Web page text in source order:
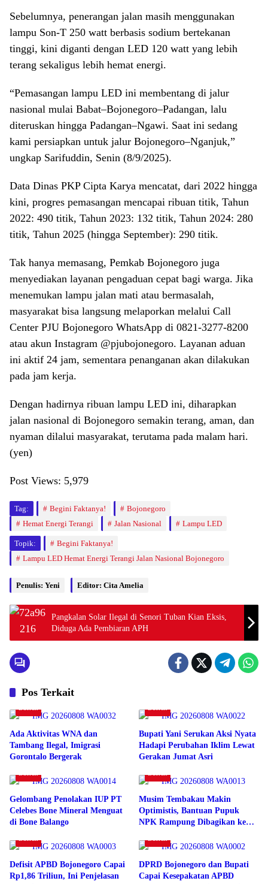
Sebelumnya, penerangan jalan masih menggunakan
lampu Son-T 250 watt berbasis sodium bertekanan
tinggi, kini diganti dengan LED 120 watt yang lebih
terang sekaligus lebih hemat energi.
“Pemasangan lampu LED ini membentang di jalur
nasional mulai Babat–Bojonegoro–Padangan, lalu
diteruskan hingga Padangan–Ngawi. Saat ini sedang
kami persiapkan untuk jalur Bojonegoro–Nganjuk,”
ungkap Sarifuddin, Senin (8/9/2025).
Data Dinas PKP Cipta Karya mencatat, dari 2022 hingga
kini, progres pemasangan mencapai ribuan titik, Tahun
2022: 490 titik, Tahun 2023: 132 titik, Tahun 2024: 280
titik, Tahun 2025 (hingga September): 290 titik.
Tak hanya memasang, Pemkab Bojonegoro juga
menyediakan layanan pengaduan cepat bagi warga. Jika
menemukan lampu jalan mati atau bermasalah,
masyarakat bisa langsung melaporkan melalui Call
Center PJU Bojonegoro WhatsApp di 0821-3277-8200
atau akun Instagram @pjubojonegoro. Layanan aduan
ini aktif 24 jam, sementara penanganan akan dilakukan
pada jam kerja.
Dengan hadirnya ribuan lampu LED ini, diharapkan
jalan nasional di Bojonegoro semakin terang, aman, dan
nyaman dilalui masyarakat, terutama pada malam hari.
(yen)
Post Views: 5,979
Tag: Begini Faktanya!
Bojonegoro
Hemat Energi Terangi
Jalan Nasional Lampu LED
Topik:
Begini Faktanya!
Lampu LED Hemat Energi Terangi Jalan Nasional Bojonegoro
Penulis: Yeni Editor: Cita Amelia
Pangkalan Solar Ilegal di Senori Tuban Kian Eksis,
Diduga Ada Pembiaran APH
Pos Terkait
Ada Aktivitas WNA dan
Tambang Ilegal, Imigrasi
Gorontalo Bergerak
Bupati Yani Serukan Aksi Nyata
Hadapi Perubahan Iklim Lewat
Gerakan Jumat Asri
Gelombang Penolakan IUP PT
Celebes Bone Mineral Menguat
di Bone Balango
Musim Tembakau Makin
Optimistis, Bantuan Pupuk
NPK Rampung Dibagikan ke
Defisit APBD Bojonegoro Capai
Rp1,86 Triliun, Ini Penjelasan
DPRD Bojonegoro dan Bupati
Capai Kesepakatan APBD